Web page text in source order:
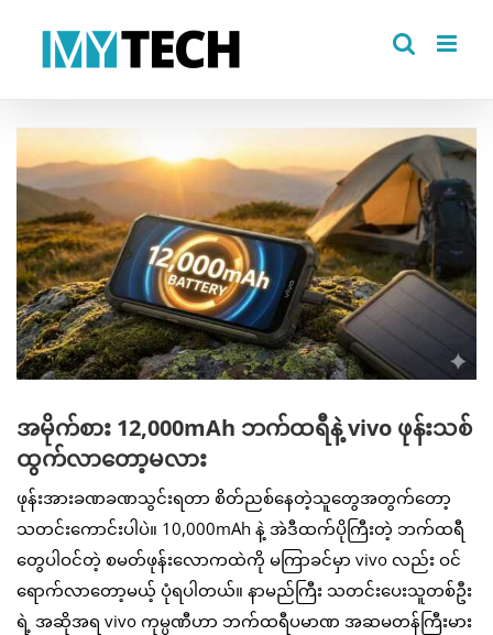
View
Larger
Image
အမိုက်စား 12,000mAh ဘက်ထရီနဲ့ vivo ဖုန်းသစ်
ထွက်လာတော့မလား
ဖုန်းအားခဏခဏသွင်းရတာ စိတ်ညစ်နေတဲ့သူတွေအတွက်တော့
သတင်းကောင်းပါပဲ။ 10,000mAh နဲ့ အဲဒီထက်ပိုကြီးတဲ့ ဘက်ထရီ
တွေပါဝင်တဲ့ စမတ်ဖုန်းလောကထဲကို မကြာခင်မှာ vivo လည်း ဝင်
ရောက်လာတော့မယ့် ပုံရပါတယ်။ နာမည်ကြီး သတင်းပေးသူတစ်ဦး
ရဲ့ အဆိုအရ vivo ကုမ္ပဏီဟာ ဘက်ထရီပမာဏ အဆမတန်ကြီးမား